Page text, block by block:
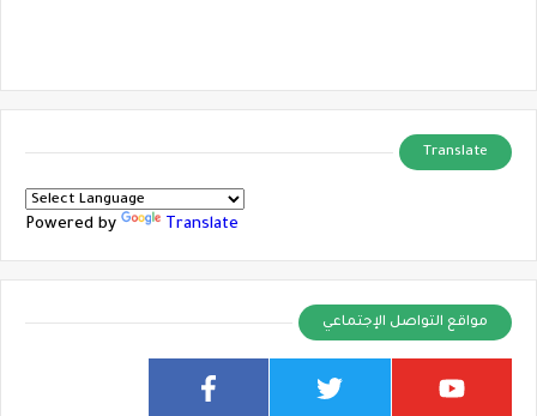
Translate
Powered by Translate
مواقع التواصل الإجتماعي